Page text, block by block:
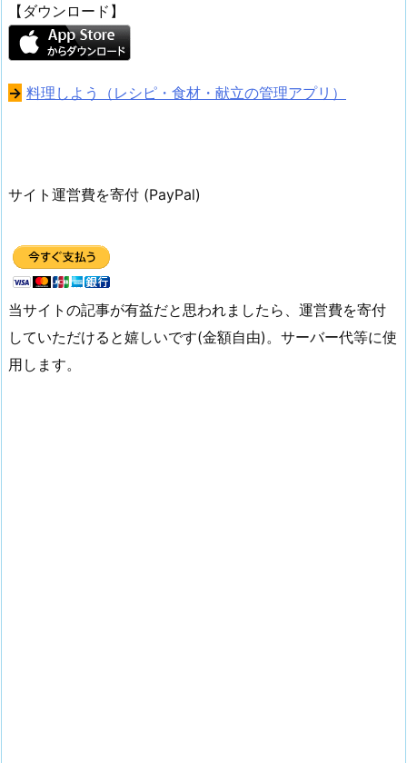
【ダウンロード】
→ 料理しよう（レシピ・食材・献立の管理アプリ）
サイト運営費を寄付 (PayPal)
当サイトの記事が有益だと思われましたら、運営費を寄付
していただけると嬉しいです(金額自由)。サーバー代等に使
用します。